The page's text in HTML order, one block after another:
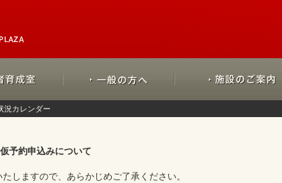
況カレンダー
仮予約申込みについて
しますので、あらかじめご了承ください。